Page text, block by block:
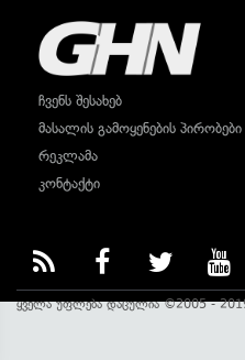
ჩვენს შესახებ
მასალის გამოყენების პირობები
რეკლამა
კონტაქტი
ყველა უფლება დაცულია ©2005 -